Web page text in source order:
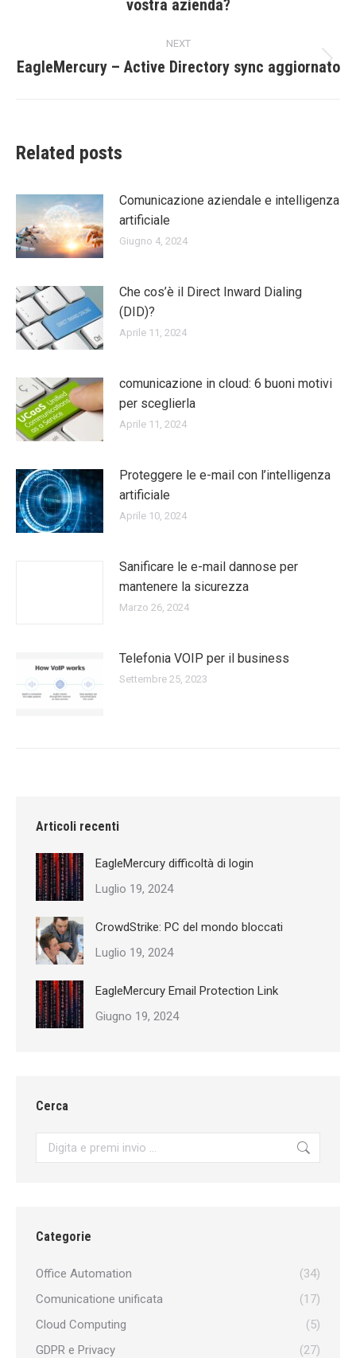
post:
vostra azienda?
NEXT
Next
EagleMercury – Active Directory sync aggiornato
Related posts
Comunicazione aziendale e intelligenza
artificiale
Giugno 4, 2024
Che cos’è il Direct Inward Dialing
(DID)?
Aprile 11, 2024
comunicazione in cloud: 6 buoni motivi
per sceglierla
Aprile 11, 2024
Proteggere le e-mail con l’intelligenza
artificiale
Aprile 10, 2024
Sanificare le e-mail dannose per
mantenere la sicurezza
Marzo 26, 2024
Telefonia VOIP per il business
Settembre 25, 2023
Articoli recenti
EagleMercury difficoltà di login
Luglio 19, 2024
CrowdStrike: PC del mondo bloccati
Luglio 19, 2024
EagleMercury Email Protection Link
Giugno 19, 2024
Cerca
Search:
Categorie
Office Automation
(34)
Comunicatione unificata
(17)
Cloud Computing
(5)
GDPR e Privacy
(27)